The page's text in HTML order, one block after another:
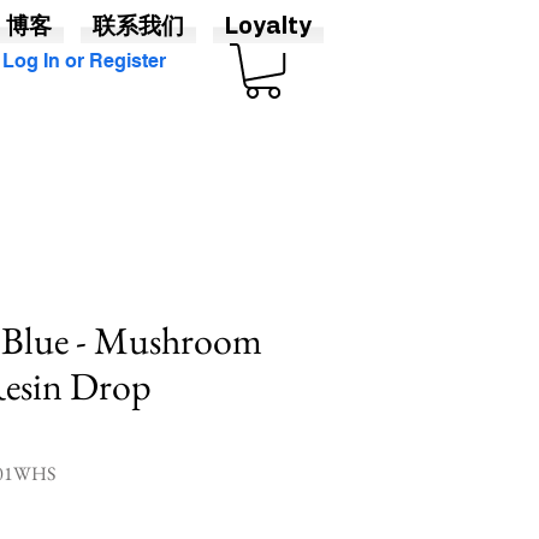
Log In or Register
- Mushroom
Drop
博客 联系我们 Loyalty